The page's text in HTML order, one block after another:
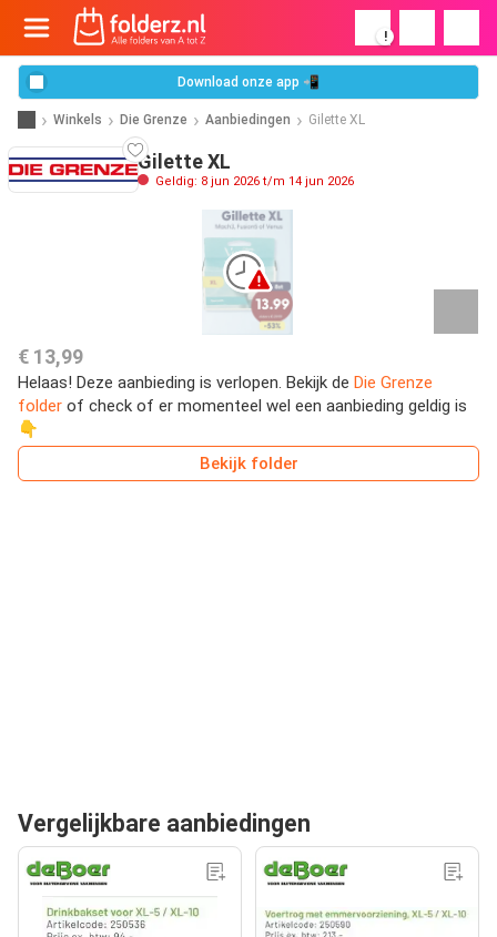
!
Download onze app 📲
Winkels Die Grenze Aanbiedingen Gilette XL
Gilette XL
Geldig: 8 jun 2026 t/m 14 jun 2026
€ 13,99
Helaas! Deze aanbieding is verlopen. Bekijk de Die Grenze
folder of check of er momenteel wel een aanbieding geldig is
👇
Bekijk folder
Vergelijkbare aanbiedingen